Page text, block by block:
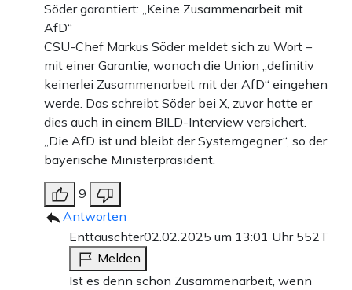
Söder garantiert: „Keine Zusammenarbeit mit
AfD“
CSU-Chef Markus Söder meldet sich zu Wort –
mit einer Garantie, wonach die Union „definitiv
keinerlei Zusammenarbeit mit der AfD“ eingehen
werde. Das schreibt Söder bei X, zuvor hatte er
dies auch in einem BILD-Interview versichert.
„Die AfD ist und bleibt der Systemgegner“, so der
bayerische Ministerpräsident.
9
Antworten
Enttäuschter02.02.2025 um 13:01 Uhr 552T
Melden
Ist es denn schon Zusammenarbeit, wenn